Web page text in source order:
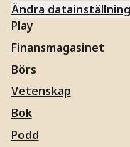
Ändra
Play
Finansmagasinet
Börs
Vetenskap
Bok
Podd